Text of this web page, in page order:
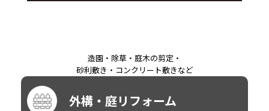
造園・除草・庭木の剪定・
砂利敷き・コンクリート敷きなど
外構・庭リフォーム